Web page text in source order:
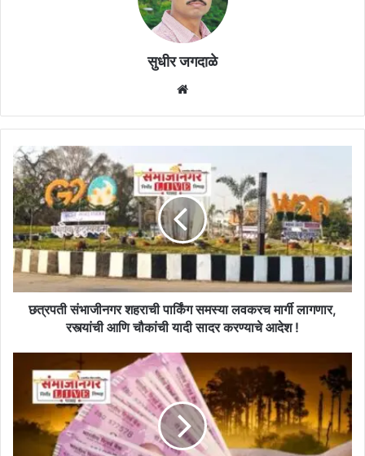
सुधीर जगदाळे
छत्रपती
संभाजीनगर
शहराची
पार्किंग
समस्या
लवकरच
मार्गी
लागणार,
रस्त्यांची
आणि
करण्याचे
छत्रपती संभाजीनगर शहराची पार्किंग समस्या लवकरच मार्गी लागणार,
रस्त्यांची आणि चौकांची यादी सादर करण्याचे आदेश !
नगररचनाकार
लाखाची